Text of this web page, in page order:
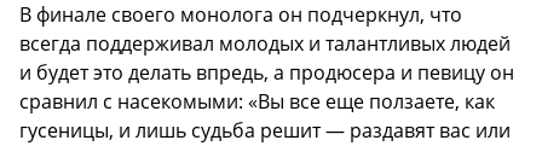
В финале своего монолога он подчеркнул, что
всегда поддерживал молодых и талантливых людей
и будет это делать впредь, а продюсера и певицу он
сравнил с насекомыми: «Вы все еще ползаете, как
гусеницы, и лишь судьба решит — раздавят вас или